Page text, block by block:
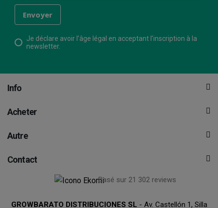
Je déclare avoir l’âge légal en acceptant l’inscription à la
newsletter.
Info
Acheter
Autre
Contact
Basé sur 21 302 reviews
GROWBARATO DISTRIBUCIONES SL - Av. Castellón 1, Silla